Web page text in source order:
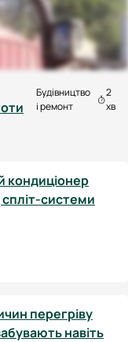
Будівництво
і ремонт
2
хв
кондиціонер
спліт-системи
перегріву
навіть